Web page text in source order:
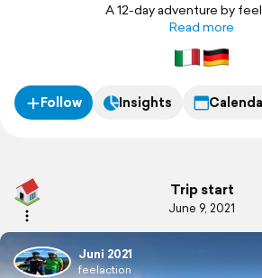
A 12-day adventure by
Read more
Follow Insights
Trip start
June 9, 2021
Juni 2021
feelaction